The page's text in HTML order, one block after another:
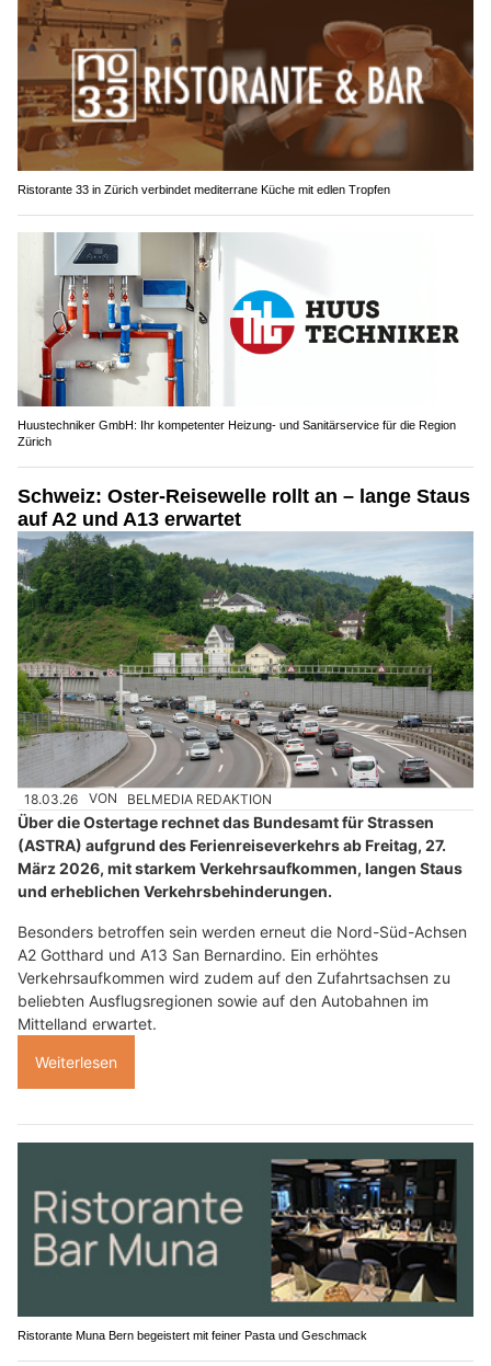
Ristorante 33 in Zürich verbindet mediterrane Küche mit edlen Tropfen
Huustechniker GmbH: Ihr kompetenter Heizung- und Sanitärservice für die Region
Zürich
Schweiz: Oster-Reisewelle rollt an – lange Staus
auf A2 und A13 erwartet
18.03.26 VON BELMEDIA REDAKTION
Über die Ostertage rechnet das Bundesamt für Strassen
(ASTRA) aufgrund des Ferienreiseverkehrs ab Freitag, 27.
März 2026, mit starkem Verkehrsaufkommen, langen Staus
und erheblichen Verkehrsbehinderungen.
Besonders betroffen sein werden erneut die Nord-Süd-Achsen
A2 Gotthard und A13 San Bernardino. Ein erhöhtes
Verkehrsaufkommen wird zudem auf den Zufahrtsachsen zu
beliebten Ausflugsregionen sowie auf den Autobahnen im
Mittelland erwartet.
Weiterlesen
Ristorante Muna Bern begeistert mit feiner Pasta und Geschmack